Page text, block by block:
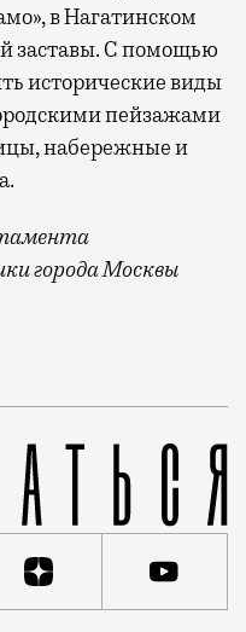
в Нагатинском
заставы. С помощью
исторические виды
пейзажами
набережные и
города Москвы
праздник День